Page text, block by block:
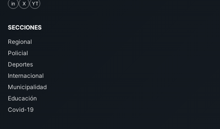
in X YT
SECCIONES
Regional
Policial
Deportes
Internacional
Municipalidad
Educación
Covid-19